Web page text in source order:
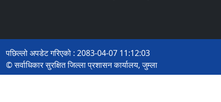
पछिल्लो अपडेट गरिएको : 2083-04-07 11:12:03
© सर्वाधिकार सुरक्षित जिल्ला प्रशासन कार्यालय, जुम्ला